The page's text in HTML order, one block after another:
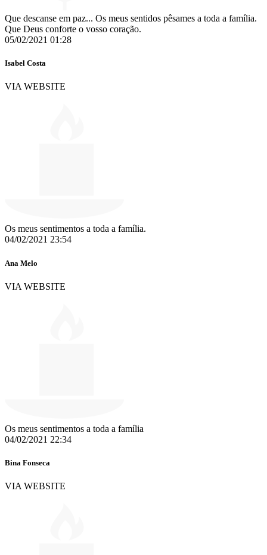
Que descanse em paz... Os meus sentidos pêsames a toda a família.
Que Deus conforte o vosso coração.
05/02/2021 01:28
Isabel Costa
VIA WEBSITE
Os meus sentimentos a toda a família.
04/02/2021 23:54
Ana Melo
VIA WEBSITE
Os meus sentimentos a toda a família
04/02/2021 22:34
Bina Fonseca
VIA WEBSITE